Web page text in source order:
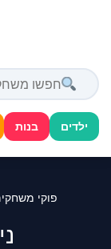
ילדים בנות
פוקי